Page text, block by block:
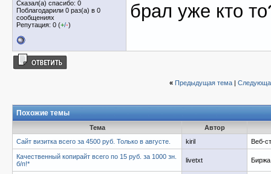
Сказал(а) спасибо: 0
Поблагодарили 0 раз(а) в 0
сообщениях
Репутация: 0 (+/-)
брал уже кто
« Предыдущая тема|
Похожие темы
Тема
Автор
Сайт визитка всего за 4500 руб. Только в августе.
kiril Веб-
Качественный копирайт всего по 15 руб. за 1000 зн.
б/п!*
livetxt Биржа